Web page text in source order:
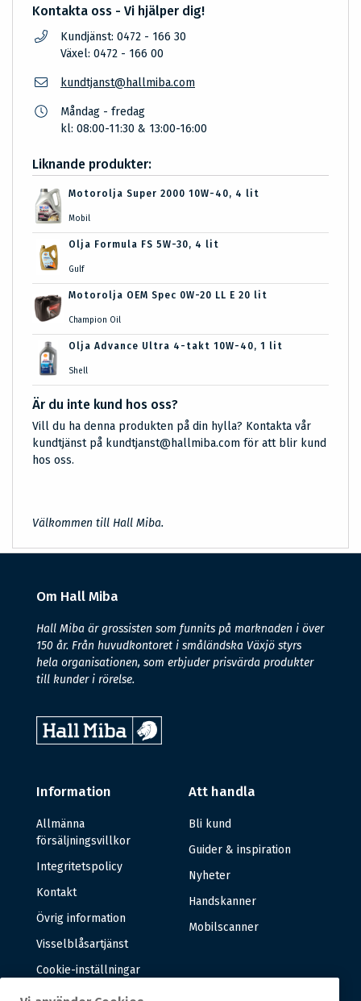
Kontakta oss - Vi hjälper dig!
Kundjänst: 0472 - 166 30
Växel: 0472 - 166 00
kundtjanst@hallmiba.com
Måndag - fredag
kl: 08:00-11:30 & 13:00-16:00
Liknande produkter:
Motorolja Super 2000 10W-40, 4 lit
Mobil
Olja Formula FS 5W-30, 4 lit
Gulf
Motorolja OEM Spec 0W-20 LL E 20 lit
Champion Oil
Olja Advance Ultra 4-takt 10W-40, 1 lit
Shell
Är du inte kund hos oss?
Vill du ha denna produkten på din hylla? Kontakta vår
kundtjänst på kundtjanst@hallmiba.com för att blir kund
hos oss.
Välkommen till Hall Miba.
Om Hall Miba
Hall Miba är grossisten som funnits på marknaden i över
150 år. Från huvudkontoret i småländska Växjö styrs
hela organisationen, som erbjuder prisvärda produkter
till kunder i rörelse.
Information
Allmänna
försäljningsvillkor
Integritetspolicy
Kontakt
Övrig information
Visselblåsartjänst
Cookie-inställningar
Att handla
Bli kund
Guider & inspiration
Nyheter
Handskanner
Mobilscanner